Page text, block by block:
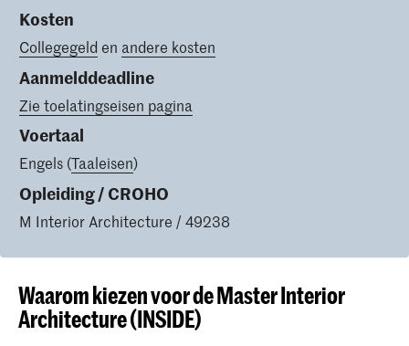
Kosten
Collegegelden andere kosten
Aanmelddeadline
Zie toelatingseisen pagina
Voertaal
Engels (Taaleisen)
Opleiding / CROHO
M Interior Architecture / 49238
Waarom kiezen voor de Master Interior
Architecture (INSIDE)